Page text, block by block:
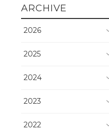
ARCHIVE
2026
2025
2024
2023
2022